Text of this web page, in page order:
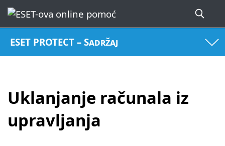
ESET PROTECT – Sadržaj
Uklanjanje računala iz
upravljanja